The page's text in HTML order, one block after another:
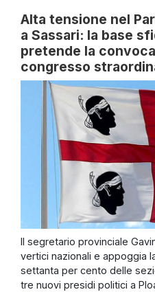
Alta tensione nel
a Sassari: la base
pretende la
congresso
Il segretario provinciale
vertici nazionali e appoggia
settanta per cento delle
tre nuovi presidi politici a